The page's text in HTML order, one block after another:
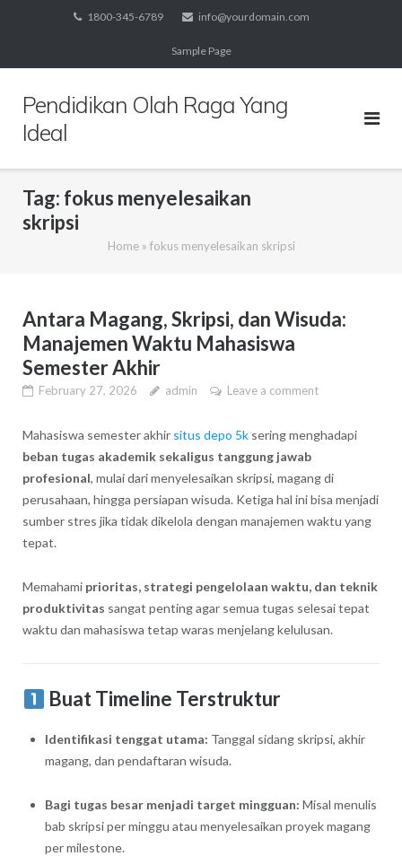
1800-345-6789 info@yourdomain.com
Sample Page
Pendidikan Olah Raga Yang
Ideal
Tag: fokus menyelesaikan
skripsi
Home» fokus menyelesaikan skripsi
Antara Magang, Skripsi, dan Wisuda:
Manajemen Waktu Mahasiswa
Semester Akhir
February 27, 2026 admin Leave a comment
Mahasiswa semester akhir situs depo 5ksering menghadapi
beban tugas akademik sekaligus tanggung jawab
profesional, mulai dari menyelesaikan skripsi, magang di
perusahaan, hingga persiapan wisuda. Ketiga hal ini bisa menjadi
sumber stres jika tidak dikelola dengan manajemen waktu yang
tepat.
Memahami prioritas, strategi pengelolaan waktu, dan teknik
produktivitas sangat penting agar semua tugas selesai tepat
waktu dan mahasiswa tetap waras menjelang kelulusan.
Buat Timeline Terstruktur
Identifikasi tenggat utama: Tanggal sidang skripsi, akhir
magang, dan pendaftaran wisuda.
Bagi tugas besar menjadi target mingguan: Misal menulis
bab skripsi per minggu atau menyelesaikan proyek magang
per milestone.